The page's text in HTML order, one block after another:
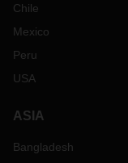
Chile
Mexico
Peru
USA
ASIA
Bangladesh